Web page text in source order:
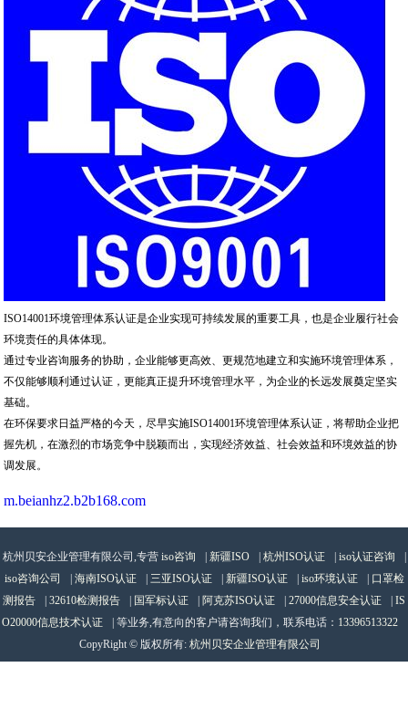
ISO14001环境管理体系认证是企业实现可持续发展的重要工具，也是企业履行社会
环境责任的具体体现。
通过专业咨询服务的协助，企业能够更高效、更规范地建立和实施环境管理体系，
不仅能够顺利通过认证，更能真正提升环境管理水平，为企业的长远发展奠定坚实
基础。
在环保要求日益严格的今天，尽早实施ISO14001环境管理体系认证，将帮助企业把
握先机，在激烈的市场竞争中脱颖而出，实现经济效益、社会效益和环境效益的协
调发展。
m.beianhz2.b2b168.com
杭州贝安企业管理有限公司,专营 iso咨询 新疆ISO 杭州ISO认证 iso认证咨询
iso咨询公司
海南ISO认证 三亚ISO认证 新疆ISO认证 iso环境认证
口罩检
测报告
32610检测报告 国军标认证 阿克苏ISO认证 27000信息安全认证
IS
O20000信息技术认证
| 等业务,有意向的客户请咨询我们，联系电话： 13396513322
CopyRight © 版权所有: 杭州贝安企业管理有限公司